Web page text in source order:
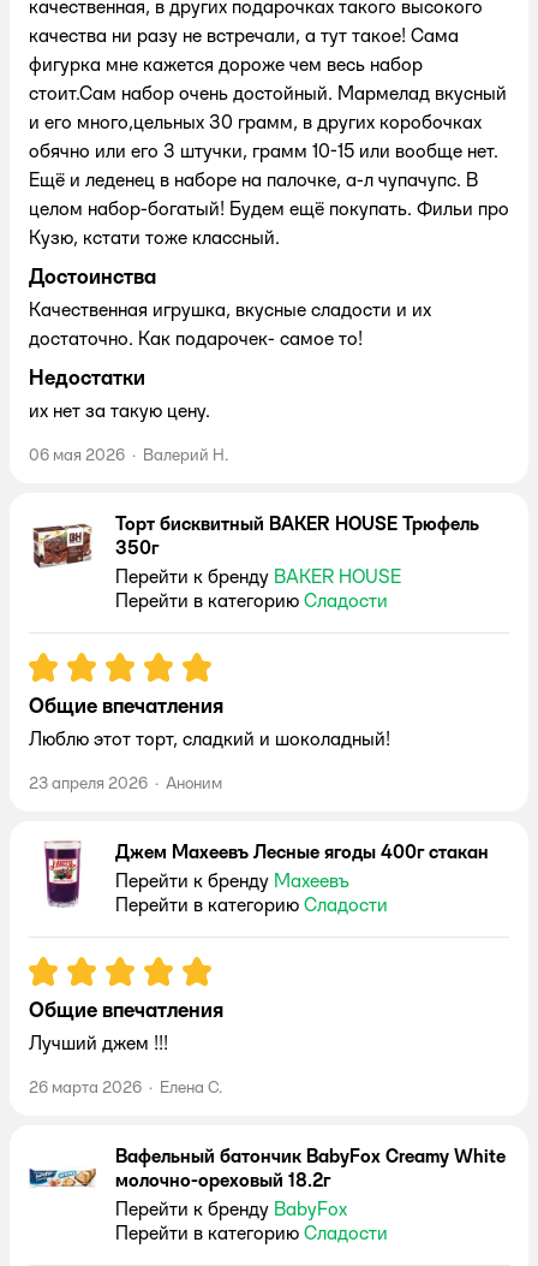
качественная, в других подарочках такого высокого
качества ни разу не встречали, а тут такое! Сама
фигурка мне кажется дороже чем весь набор
стоит.Сам набор очень достойный. Мармелад вкусный
и его много,цельных 30 грамм, в других коробочках
обячно или его 3 штучки, грамм 10-15 или вообще нет.
Ещё и леденец в наборе на палочке, а-л чупачупс. В
целом набор-богатый! Будем ещё покупать. Фильи про
Кузю, кстати тоже классный.
Достоинства
Качественная игрушка, вкусные сладости и их
достаточно. Как подарочек- самое то!
Недостатки
их нет за такую цену.
06 мая 2026 · Валерий Н.
Торт бисквитный BAKER HOUSE Трюфель
350г
Перейти к бренду BAKER HOUSE
Перейти в категорию Сладости
Рейтинг:5
Общие впечатления
Люблю этот торт, сладкий и шоколадный!
23 апреля 2026 · Аноним
Джем Махеевъ Лесные ягоды 400г стакан
Перейти к бренду Махеевъ
Перейти в категорию Сладости
Рейтинг:5
Общие впечатления
Лучший джем !!!
26 марта 2026 · Елена С.
Вафельный батончик BabyFox Creamy White
молочно-ореховый 18.2г
Перейти к бренду BabyFox
Перейти в категорию Сладости